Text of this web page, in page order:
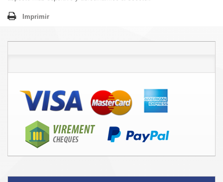
Imprimir